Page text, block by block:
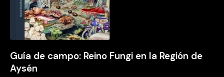
Guía de campo: Reino Fungi en la Región de
Aysén